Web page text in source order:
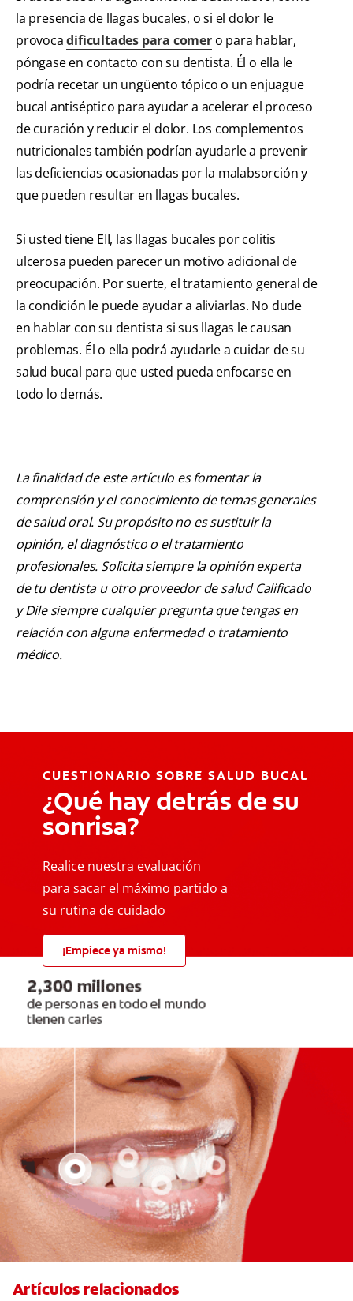
la presencia de llagas bucales, o si el dolor le
provocadificultades para comero para hablar,
póngase en contacto con su dentista. Él o ella le
podría recetar un ungüento tópico o un enjuague
bucal antiséptico para ayudar a acelerar el proceso
de curación y reducir el dolor. Los complementos
nutricionales también podrían ayudarle a prevenir
las deficiencias ocasionadas por la malabsorción y
que pueden resultar en llagas bucales.
Si usted tiene EII, las llagas bucales por colitis
ulcerosa pueden parecer un motivo adicional de
preocupación. Por suerte, el tratamiento general de
la condición le puede ayudar a aliviarlas. No dude
en hablar con su dentista si sus llagas le causan
problemas. Él o ella podrá ayudarle a cuidar de su
salud bucal para que usted pueda enfocarse en
todo lo demás.
La finalidad de este artículo es fomentar la
comprensión y el conocimiento de temas generales
de salud oral. Su propósito no es sustituir la
opinión, el diagnóstico o el tratamiento
profesionales. Solicita siempre la opinión experta
de tu dentista u otro proveedor de salud Calificado
y Dile siempre cualquier pregunta que tengas en
relación con alguna enfermedad o tratamiento
médico.
CUESTIONARIO SOBRE SALUD BUCAL
¿Qué hay detrás de su
sonrisa?
Realice nuestra evaluación
para sacar el máximo partido a
su rutina de cuidado
¡Empiece ya mismo!
Artículos relacionados